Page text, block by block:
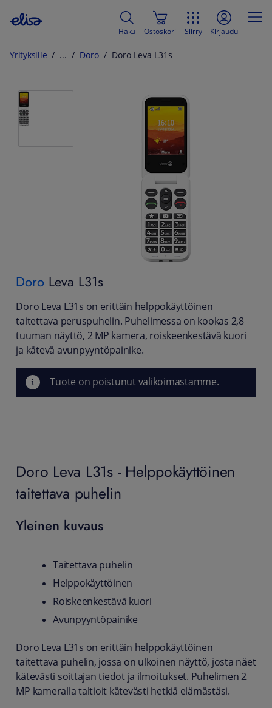
Haku Ostoskori Siirry Kirjaudu
Yrityksille Doro Doro Leva L31s
Doro Leva L31s
Doro Leva L31s on erittäin helppokäyttöinen
taitettava peruspuhelin. Puhelimessa on kookas 2,8
tuuman näyttö, 2 MP kamera, roiskeenkestävä kuori
ja kätevä avunpyyntöpainike.
Tuote on poistunut valikoimastamme.
Doro Leva L31s - Helppokäyttöinen
taitettava puhelin
Yleinen kuvaus
Taitettava puhelin
Helppokäyttöinen
Roiskeenkestävä kuori
Avunpyyntöpainike
Doro Leva L31s on erittäin helppokäyttöinen
taitettava puhelin, jossa on ulkoinen näyttö, josta näet
kätevästi soittajan tiedot ja ilmoitukset. Puhelimen 2
MP kameralla taltioit kätevästi hetkiä elämästäsi.